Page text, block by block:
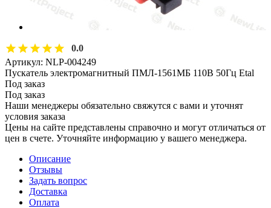
0.0
Артикул: NLP-004249
Пускатель электромагнитный ПМЛ-1561МБ 110В 50Гц Etal
Под заказ
Под заказ
Наши менеджеры обязательно свяжутся с вами и уточнят
условия заказа
Цены на сайте представлены справочно и могут отличаться от
цен в счете. Уточняйте информацию у вашего менеджера.
Описание
Отзывы
Задать вопрос
Доставка
Оплата